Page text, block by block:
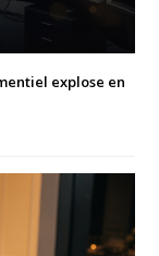
explose en